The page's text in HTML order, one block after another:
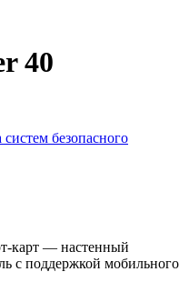
40
карт — настенный
с поддержкой мобильного